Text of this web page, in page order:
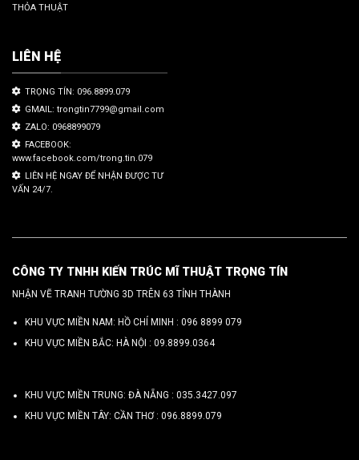
THỎA THUẬT
LIÊN HỆ
TRỌNG TÍN: 096.8899.079
GMAIL: trongtin7799@gmail.com
ZALO: 0968899079
FACEBOOK:
www.facebook.com/trong.tin.079
LIÊN HỆ NGAY ĐỂ NHẬN ĐƯỢC TƯ
VẤN 24/7.
CÔNG TY TNHH KIẾN TRÚC MĨ THUẬT TRỌNG TÍN
NHẬN VẼ TRANH TƯỜNG 3D TRÊN 63 TỈNH THÀNH
KHU VỰC MIỀN NAM: HỒ CHÍ MINH : 096 8899 079
KHU VỰC MIỀN BẮC: HÀ NỘI : 09.8899.0364
KHU VỰC MIỀN TRUNG: ĐÀ NẴNG : 035.3427.097
KHU VỰC MIỀN TÂY: CẦN THƠ : 096.8899.079